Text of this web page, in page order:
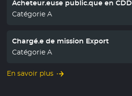
Acheteur.euse public.que en CDD
Catégorie A
Chargé.e de mission Export
Catégorie A
En savoir plus